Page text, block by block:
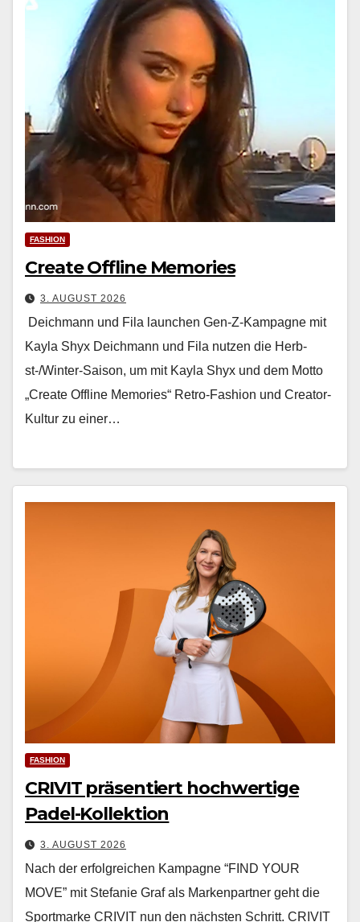
FASHION
Create Offline Memories
3. AUGUST 2026
Deichmann und Fila launchen Gen-Z-Kampagne mit
Kayla Shyx Deich­mann und Fila nutzen die Herb­
st-/Win­ter-Sai­son, um mit Kay­la Shyx und dem Mot­to
„Cre­ate Offline Mem­o­ries“ Retro-Fash­ion und Cre­ator-
Kul­tur zu ein­er…
FASHION
CRIVIT präsentiert hochwertige
Padel-Kollektion
3. AUGUST 2026
Nach der erfol­gre­ichen Kam­pagne “FIND YOUR
MOVE” mit Ste­fanie Graf als Marken­part­ner geht die
Sport­marke CRIVIT nun den näch­sten Schritt. CRIVIT